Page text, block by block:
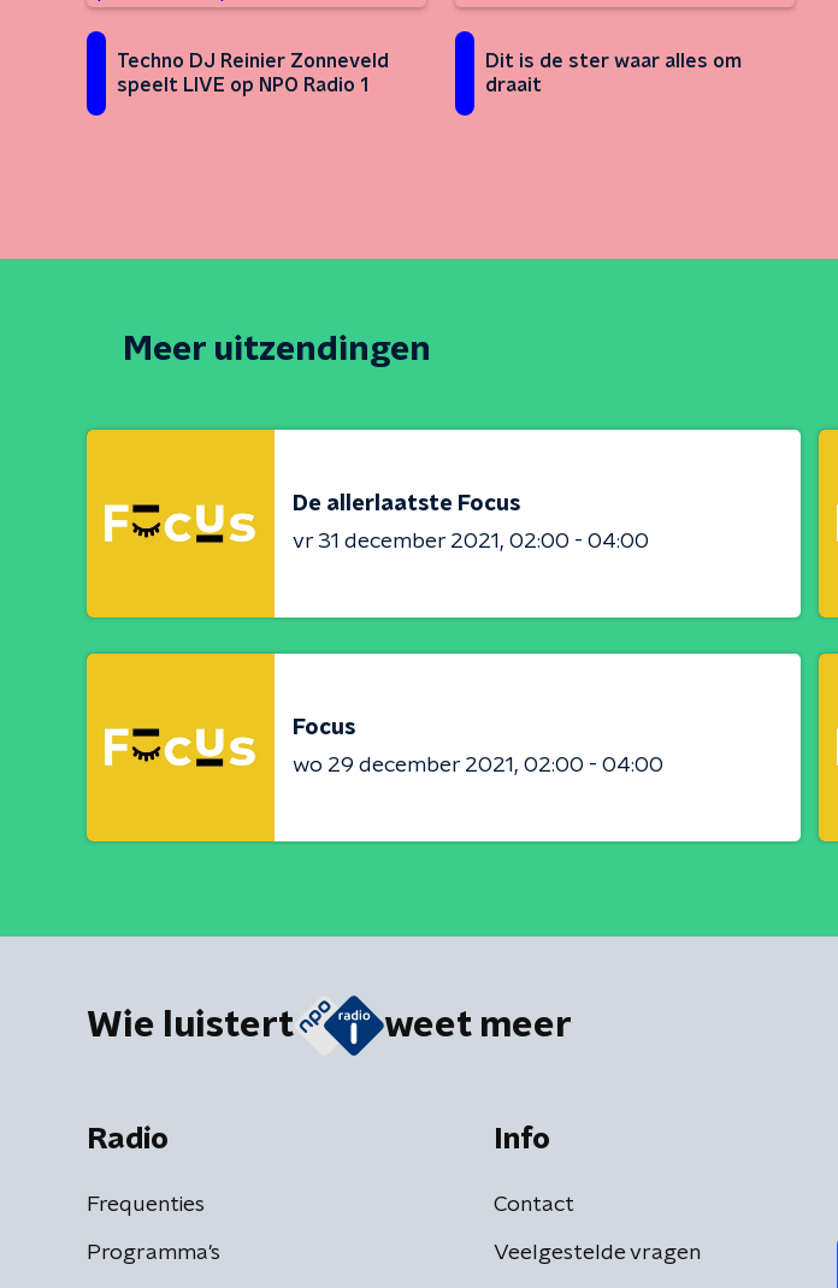
Techno DJ Reinier Zonneveld
speelt LIVE op NPO Radio 1
Dit is de ster waar alles om
draait
Meer uitzendingen
De allerlaatste Focus
vr 31 december 2021
02:00 - 04:00
Focus
wo 29 december 2021
02:00 - 04:00
Wie luistert weet meer
Radio
Frequenties
Programma's
Info
Contact
Veelgestelde vragen